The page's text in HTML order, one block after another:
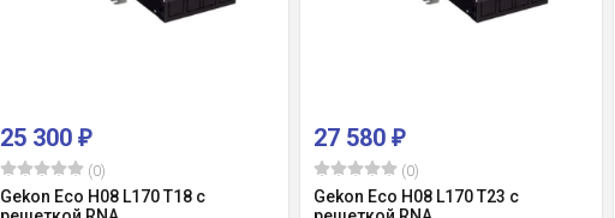
25 300₽
(0)
Gekon Eco H08 L170 T18 с
27 580 ₽
(0)
Gekon Eco H08 L170 T23 с